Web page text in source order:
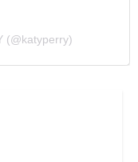
(@katyperry)